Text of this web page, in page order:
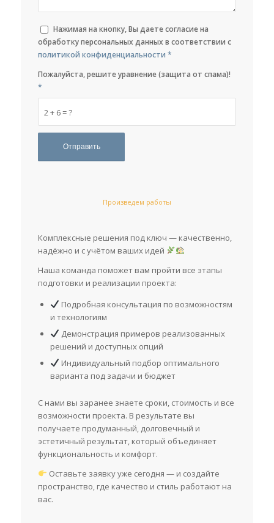
Нажимая на кнопку, Вы даете согласие на
обработку персональных данных в соответствии с
политикой конфиденциальности *
2 + 6 = ?
Пожалуйста, решите уравнение (защита от спама)!
*
Произведем работы
Комплексные решения под ключ — качественно,
надёжно и с учётом ваших идей
Наша команда поможет вам пройти все этапы
подготовки и реализации проекта:
Подробная консультация по возможностям
и технологиям
Демонстрация примеров реализованных
решений и доступных опций
Индивидуальный подбор оптимального
варианта под задачи и бюджет
С нами вы заранее знаете сроки, стоимость и все
возможности проекта. В результате вы
получаете продуманный, долговечный и
эстетичный результат, который объединяет
функциональность и комфорт.
Оставьте заявку уже сегодня — и создайте
пространство, где качество и стиль работают на
вас.